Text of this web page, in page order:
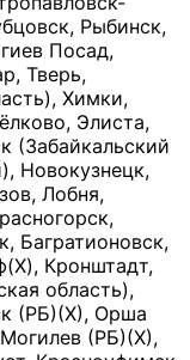
Рыбинск,
Посад,
Тверь,
Химки,
Элиста,
(Забайкальский
Новокузнецк,
Лобня,
Багратионовск,
Кронштадт,
область),
(РБ)(Х), Орша
(РБ)(Х),